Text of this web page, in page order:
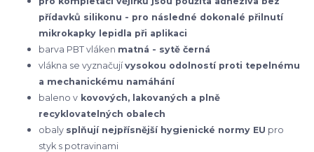
přídavků silikonu - pro následné dokonalé přilnutí
mikrokapky lepidla při aplikaci
barva PBT vláken matná - sytě černá
vlákna se vyznačujívysokou odolností proti tepelnému
a mechanickému namáhání
baleno v kovových, lakovaných a plně
recyklovatelných obalech
obaly splňují nejpřísnější hygienické normy EU pro
styk s potravinami